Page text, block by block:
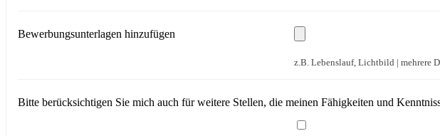
Bewerbungsunterlagen hinzufügen
z.B. Lebenslauf, Lichtbild | mehrere
Bitte berücksichtigen Sie mich auch für weitere Stellen, die meinen Fähigkeiten und